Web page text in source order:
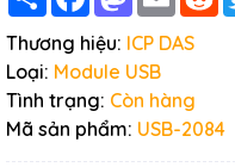
Thương hiệu: ICP DAS
Loại: Module USB
Tình trạng: Còn hàng
Mã sản phẩm: USB-2084